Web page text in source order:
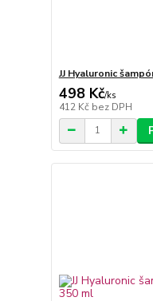
JJ Hyaluronic
498 Kč/ks
412 Kč bez DPH